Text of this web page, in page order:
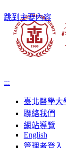
跳到主要內容
:::
臺北醫學大
聯絡我們
網站導覽
English
管理者登入